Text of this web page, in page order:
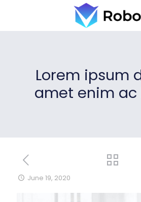
Lorem ipsum
amet enim
June 19, 2020